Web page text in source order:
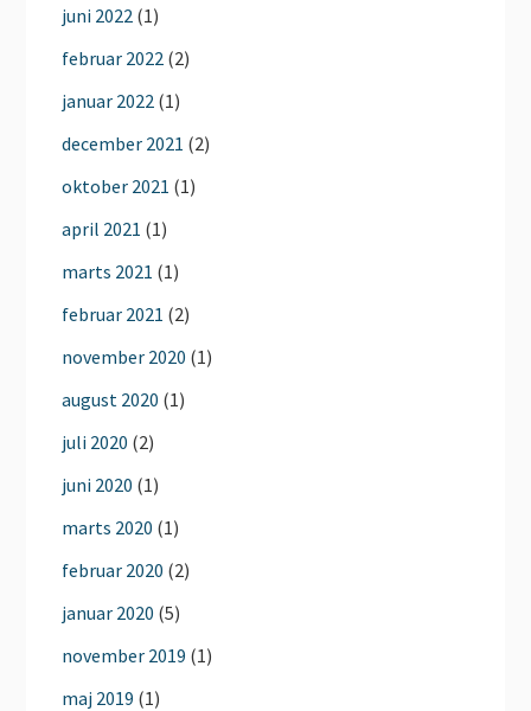
juni 2022 (1)
februar 2022 (2)
januar 2022 (1)
december 2021 (2)
oktober 2021 (1)
april 2021 (1)
marts 2021 (1)
februar 2021 (2)
november 2020 (1)
august 2020 (1)
juli 2020 (2)
juni 2020 (1)
marts 2020 (1)
februar 2020 (2)
januar 2020 (5)
november 2019 (1)
maj 2019 (1)